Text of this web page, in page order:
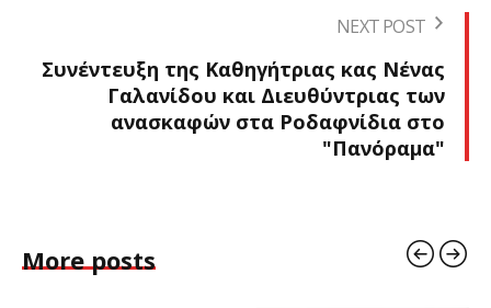
NEXT POST
Συνέντευξη της Καθηγήτριας κας Νένας
Γαλανίδου και Διευθύντριας των
ανασκαφών στα Ροδαφνίδια στο
"Πανόραμα"
More posts